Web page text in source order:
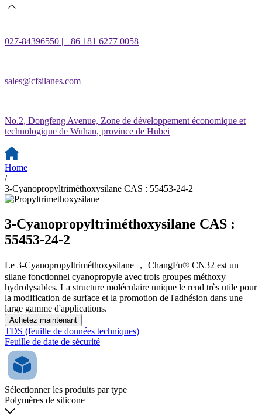
027-84396550 | +86 181 6277 0058
sales@cfsilanes.com
No.2, Dongfeng Avenue, Zone de développement économique et
technologique de Wuhan, province de Hubei
Home
/
3-Cyanopropyltriméthoxysilane CAS : 55453-24-2
3-Cyanopropyltriméthoxysilane CAS :
55453-24-2
Le 3-Cyanopropyltriméthoxysilane ， ChangFu® CN32 est un
silane fonctionnel cyanopropyle avec trois groupes méthoxy
hydrolysables. La structure moléculaire unique le rend très utile pour
la modification de surface et la promotion de l'adhésion dans une
large gamme d'applications.
Achetez maintenant
TDS (feuille de données techniques)
Feuille de date de sécurité
Sélectionner les produits par type
Polymères de silicone